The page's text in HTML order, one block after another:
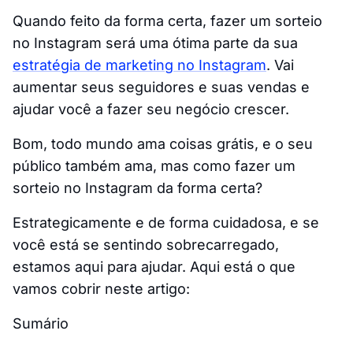
Quando feito da forma certa, fazer um sorteio
no Instagram será uma ótima parte da sua
estratégia de marketing no Instagram. Vai
aumentar seus seguidores e suas vendas e
ajudar você a fazer seu negócio crescer.
Bom, todo mundo ama coisas grátis, e o seu
público também ama, mas como fazer um
sorteio no Instagram da forma certa?
Estrategicamente e de forma cuidadosa, e se
você está se sentindo sobrecarregado,
estamos aqui para ajudar. Aqui está o que
vamos cobrir neste artigo:
Sumário